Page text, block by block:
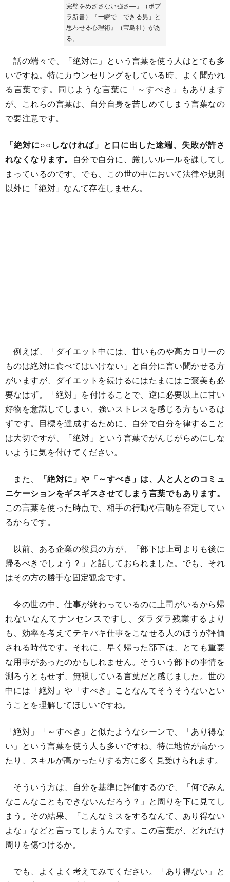
完璧をめざさない強さ―』（ポプ
ラ新書）『一瞬で「できる男」と
思わせる心理術』（宝島社）があ
る。
話の端々で、「絶対に」という言葉を使う人はとても多
いですね。特にカウンセリングをしている時、よく聞かれ
る言葉です。同じような言葉に「～すべき」もあります
が、これらの言葉は、自分自身を苦しめてしまう言葉なの
で要注意です。
「絶対に○○しなければ」と口に出した途端、失敗が許さ
れなくなります。 自分で自分に、厳しいルールを課してし
まっているのです。でも、この世の中において法律や規則
以外に「絶対」なんて存在しません。
例えば、「ダイエット中には、甘いものや高カロリーの
ものは絶対に食べてはいけない」と自分に言い聞かせる方
がいますが、ダイエットを続けるにはたまにはご褒美も必
要なはず。「絶対」を付けることで、逆に必要以上に甘い
好物を意識してしまい、強いストレスを感じる方もいるは
ずです。目標を達成するために、自分で自分を律すること
は大切ですが、「絶対」という言葉でがんじがらめにしな
いように気を付けてください。
また、
「絶対に」や「～すべき」は、人と人とのコミュ
ニケーションをギスギスさせてしまう言葉でもあります。
この言葉を使った時点で、相手の行動や言動を否定してい
るからです。
以前、ある企業の役員の方が、「部下は上司よりも後に
帰るべきでしょう？」と話しておられました。でも、それ
はその方の勝手な固定観念です。
今の世の中、仕事が終わっているのに上司がいるから帰
れないなんてナンセンスですし、ダラダラ残業するより
も、効率を考えてテキパキ仕事をこなせる人のほうが評価
される時代です。それに、早く帰った部下は、とても重要
な用事があったのかもしれません。そういう部下の事情を
測ろうともせず、無視している言葉だと感じました。世の
中には「絶対」や「すべき」ことなんてそうそうないとい
うことを理解してほしいですね。
「絶対」「～すべき」と似たようなシーンで、「あり得な
い」という言葉を使う人も多いですね。特に地位が高かっ
たり、スキルが高かったりする方に多く見受けられます。
そういう方は、自分を基準に評価するので、「何でみん
なこんなこともできないんだろう？」と周りを下に見てし
まう。その結果、「こんなミスをするなんて、あり得ない
よな」などと言ってしまうんです。この言葉が、どれだけ
周りを傷つけるか。
でも、よくよく考えてみてください。「あり得ない」と